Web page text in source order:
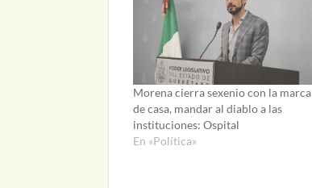
Morena cierra sexenio con la marca
de casa, mandar al diablo a las
instituciones: Ospital
En «Política»